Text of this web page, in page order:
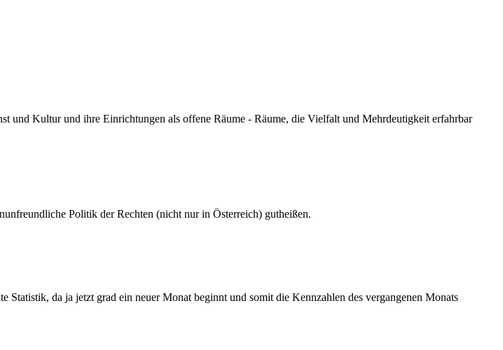
und Kultur und ihre Einrichtungen als offene Räume - Räume, die Vielfalt und Mehrdeutigkeit erfahrbar
Politik der Rechten (nicht nur in Österreich) gutheißen.
Statistik, da ja jetzt grad ein neuer Monat beginnt und somit die Kennzahlen des vergangenen Monats